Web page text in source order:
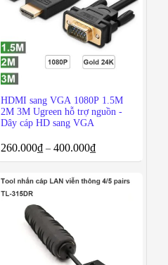
HDMI sang VGA 1080P 1.5M
2M 3M Ugreen hỗ trợ nguồn -
Dây cáp HD sang VGA
260.000₫ –400.000₫